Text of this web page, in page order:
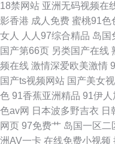
18禁网站 亚洲无码视频在
影香港 成人免费 蜜桃91色
女人
人人97综合精品 岛国
国产第66页 另类国产在线
频在线 激情深爱欧美激情
国产ts视频网站 国产美女
色 91香蕉亚洲精品 91伊人
色av网 日本波多野吉衣 日
网页 97免费艹 岛国一区二
洲AV一卡 在线免费小视频